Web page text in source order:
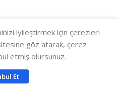
iyileştirmek için çerezleri
göz atarak, çerez
etmiş olursunuz.
Et